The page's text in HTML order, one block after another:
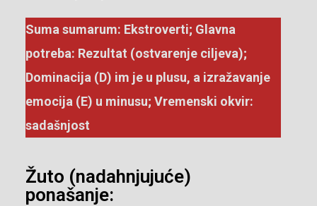
Suma sumarum: Ekstroverti; Glavna
potreba: Rezultat (ostvarenje ciljeva);
Dominacija (D) im je u plusu, a izražavanje
emocija (E) u minusu; Vremenski okvir:
sadašnjost
Žuto (nadahnjujuće)
ponašanje: